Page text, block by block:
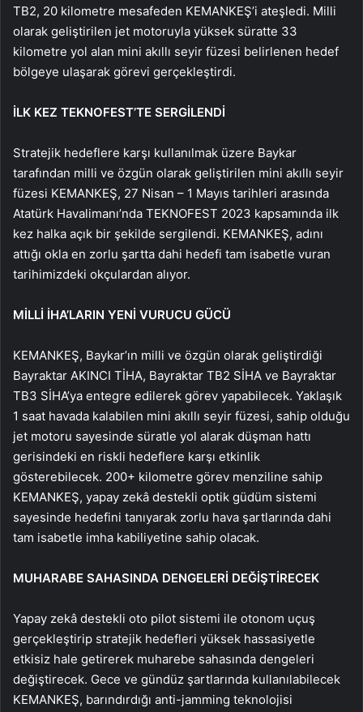
TB2, 20 kilometre mesafeden KEMANKEŞ’i ateşledi. Milli
olarak geliştirilen jet motoruyla yüksek süratte 33
kilometre yol alan mini akıllı seyir füzesi belirlenen hedef
bölgeye ulaşarak görevi gerçekleştirdi.
İLK KEZ TEKNOFEST’TE SERGİLENDİ
Stratejik hedeflere karşı kullanılmak üzere Baykar
tarafından milli ve özgün olarak geliştirilen mini akıllı seyir
füzesi KEMANKEŞ, 27 Nisan – 1 Mayıs tarihleri arasında
Atatürk Havalimanı’nda TEKNOFEST 2023 kapsamında ilk
kez halka açık bir şekilde sergilendi. KEMANKEŞ, adını
attığı okla en zorlu şartta dahi hedefi tam isabetle vuran
tarihimizdeki okçulardan alıyor.
MİLLİ İHA’LARIN YENİ VURUCU GÜCÜ
KEMANKEŞ, Baykar’ın milli ve özgün olarak geliştirdiği
Bayraktar AKINCI TİHA, Bayraktar TB2 SİHA ve Bayraktar
TB3 SİHA’ya entegre edilerek görev yapabilecek. Yaklaşık
1 saat havada kalabilen mini akıllı seyir füzesi, sahip olduğu
jet motoru sayesinde süratle yol alarak düşman hattı
gerisindeki en riskli hedeflere karşı etkinlik
gösterebilecek. 200+ kilometre görev menziline sahip
KEMANKEŞ, yapay zekâ destekli optik güdüm sistemi
sayesinde hedefini tanıyarak zorlu hava şartlarında dahi
tam isabetle imha kabiliyetine sahip olacak.
MUHARABE SAHASINDA DENGELERİ DEĞİŞTİRECEK
Yapay zekâ destekli oto pilot sistemi ile otonom uçuş
gerçekleştirip stratejik hedefleri yüksek hassasiyetle
etkisiz hale getirerek muharebe sahasında dengeleri
değiştirecek. Gece ve gündüz şartlarında kullanılabilecek
KEMANKEŞ, barındırdığı anti-jamming teknolojisi